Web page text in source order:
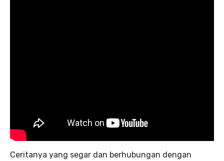
Ceritanya yang segar dan berhubungan dengan